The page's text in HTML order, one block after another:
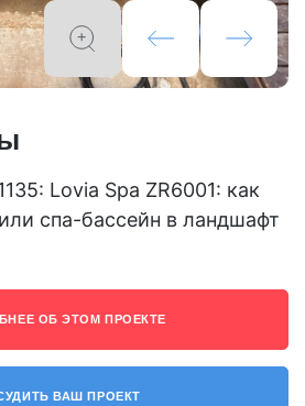
Lovia Spa ZR6001: как
спа-бассейн в ландшафт
ОБ ЭТОМ ПРОЕКТЕ
ВАШ ПРОЕКТ